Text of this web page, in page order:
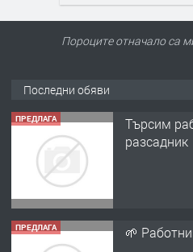
Пороците отначало са
Последни обяви
ПРЕДЛАГА
Търсим
разсадник
ПРЕДЛАГА 🌱